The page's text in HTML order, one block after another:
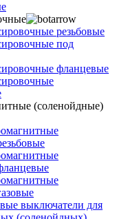
резьбовые
под
фланцевые
(соленойдные)
выключатели для